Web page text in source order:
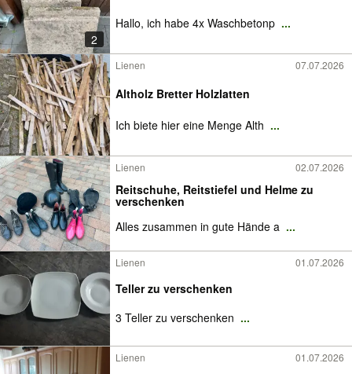
2
Hallo, ich habe 4x Waschbetonp ...
Lienen 07.07.2026
Altholz Bretter Holzlatten
Ich biete hier eine Menge Alth ...
Lienen 02.07.2026
Reitschuhe, Reitstiefel und Helme zu
verschenken
Alles zusammen in gute Hände a ...
Lienen 01.07.2026
Teller zu verschenken
3 Teller zu verschenken ...
Lienen 01.07.2026